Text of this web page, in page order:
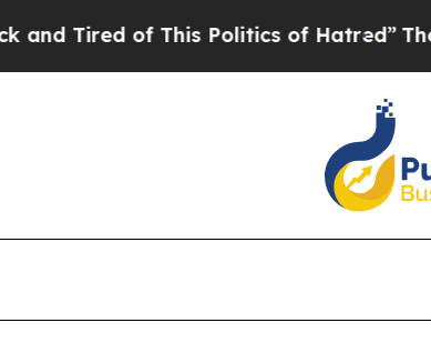
of This Politics of Hatred”The Story